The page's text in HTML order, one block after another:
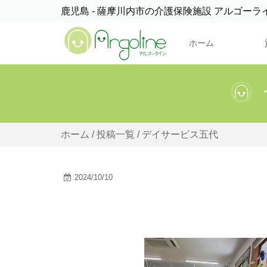
鹿児島 - 薩摩川内市の介護保険施設 アルゴーラ
ホーム
ホーム /投稿一覧 / デイサービス五代
2024/10/10